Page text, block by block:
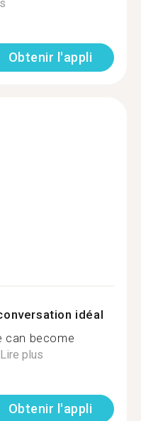
Obtenir l'appli
idéal
can become
Lire plus
Obtenir l'appli